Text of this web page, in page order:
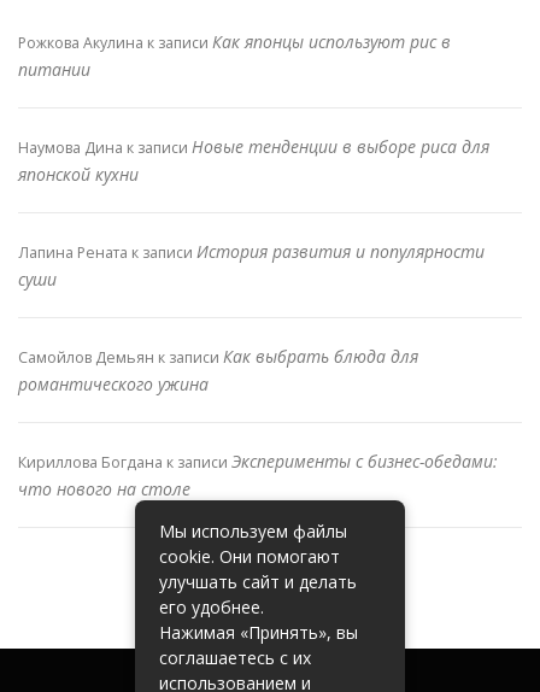
Рожкова Акулина к записи Как японцы используют рис в
питании
Наумова Дина к записи Новые тенденции в выборе риса для
японской кухни
Лапина Рената к записи История развития и популярности
суши
Самойлов Демьян к записи Как выбрать блюда для
романтического ужина
Кириллова Богдана к записи Эксперименты с бизнес-обедами:
что нового на столе
Мы используем файлы
cookie. Они помогают
улучшать сайт и делать
его удобнее.
Нажимая «Принять», вы
соглашаетесь с их
использованием и